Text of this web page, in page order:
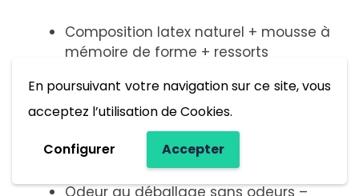
En poursuivant votre navigation sur ce site, vous
acceptez l’utilisation de Cookies.
Configurer Accepter
Composition latex naturel + mousse à
mémoire de forme + ressorts
5 étoiles
Confort optimal 5 étoiles
Rapport qualité/prix excellent 4,5
étoiles
Soutien ferme 5 étoiles
Odeur au déballage sans odeurs –